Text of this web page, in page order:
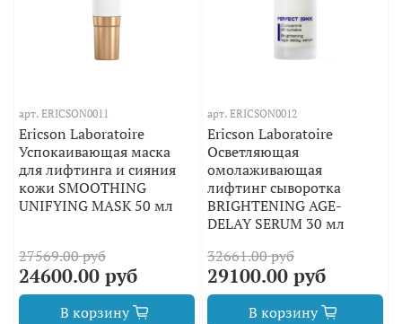
арт. ERICSON0011
Ericson Laboratoire
Успокаивающая маска
для лифтинга и сияния
кожи SMOOTHING
UNIFYING MASK 50 мл
27569.00 руб
24600.00 руб
В корзину
арт. ERICSON0012
Ericson Laboratoire
Осветляющая
омолаживающая
лифтинг сыворотка
BRIGHTENING AGE-
DELAY SERUM 30 мл
32661.00 руб
29100.00 руб
В корзину